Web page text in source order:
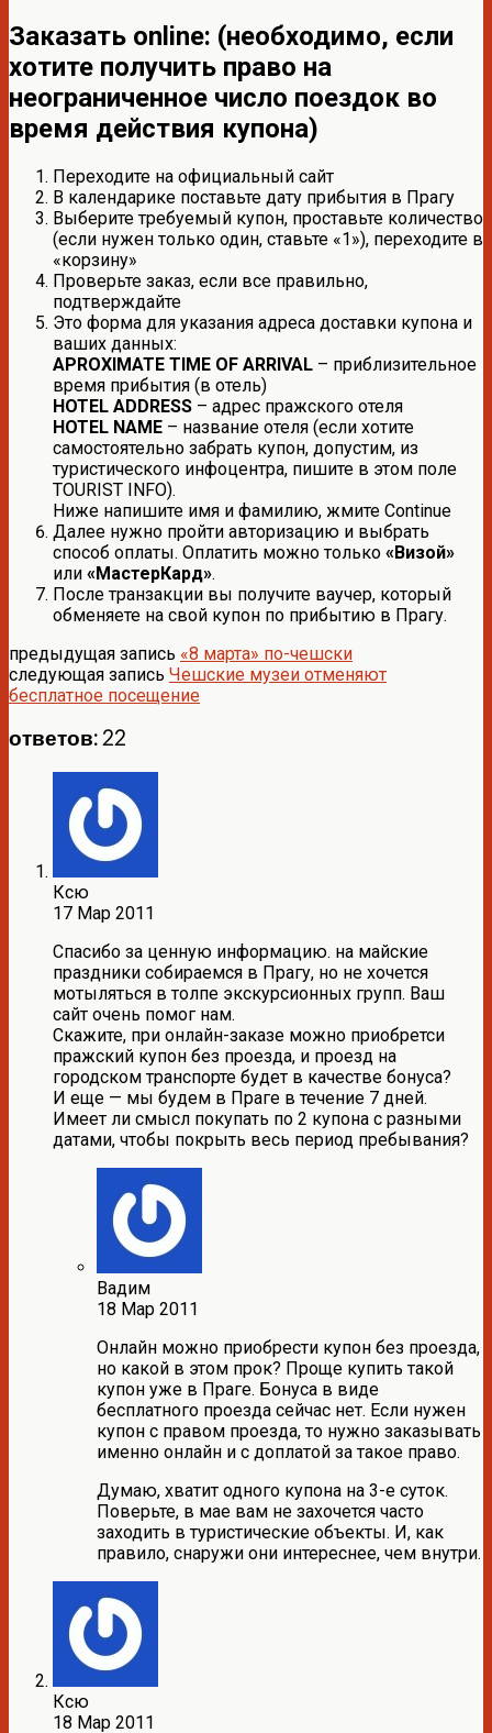
Заказать online: (необходимо, если
хотите получить право на
неограниченное число поездок во
время действия купона)
Переходите на официальный сайт
В календарике поставьте дату прибытия в Прагу
Выберите требуемый купон, проставьте количество
(если нужен только один, ставьте «1»), переходите в
«корзину»
Проверьте заказ, если все правильно,
подтверждайте
Это форма для указания адреса доставки купона и
ваших данных:
APROXIMATE TIME OF ARRIVAL – приблизительное
время прибытия (в отель)
HOTEL ADDRESS – адрес пражского отеля
HOTEL NAME – название отеля (если хотите
самостоятельно забрать купон, допустим, из
туристического инфоцентра, пишите в этом поле
TOURIST INFO).
Ниже напишите имя и фамилию, жмите Continue
Далее нужно пройти авторизацию и выбрать
способ оплаты. Оплатить можно только «Визой»
или «МастерКард».
После транзакции вы получите ваучер, который
обменяете на свой купон по прибытию в Прагу.
предыдущая запись «8 марта» по-чешски
следующая запись Чешские музеи отменяют
бесплатное посещение
ответов: 22
Ксю
17 Мар 2011
Спасибо за ценную информацию. на майские
праздники собираемся в Прагу, но не хочется
мотыляться в толпе экскурсионных групп. Ваш
сайт очень помог нам.
Скажите, при онлайн-заказе можно приобретси
пражский купон без проезда, и проезд на
городском транспорте будет в качестве бонуса?
И еще — мы будем в Праге в течение 7 дней.
Имеет ли смысл покупать по 2 купона с разными
датами, чтобы покрыть весь период пребывания?
Вадим
18 Мар 2011
Онлайн можно приобрести купон без проезда,
но какой в этом прок? Проще купить такой
купон уже в Праге. Бонуса в виде
бесплатного проезда сейчас нет. Если нужен
купон с правом проезда, то нужно заказывать
именно онлайн и с доплатой за такое право.
Думаю, хватит одного купона на 3-е суток.
Поверьте, в мае вам не захочется часто
заходить в туристические объекты. И, как
правило, снаружи они интереснее, чем внутри.
Ксю
18 Мар 2011